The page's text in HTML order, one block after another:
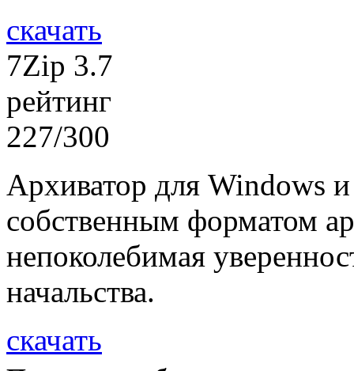
скачать
7Zip 3.7
рейтинг
227/300
Архиватор для Windows
собственным форматом
непоколебимая
начальства.
скачать